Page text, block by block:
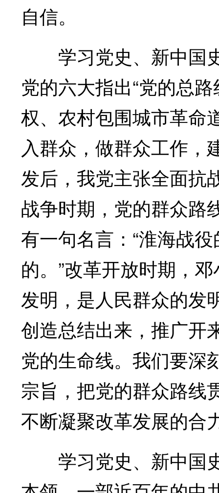
自信。
学习党史、新中国
党的六大指出“党的总
权、农村包围城市革命
入群众，做群众工作，
发后，我党主张全面抗
战争时期，党的群众路
有一句名言：“淮海战
的。”改革开放时期，
发明，是人民群众的发
创造总结出来，推广开
党的生命线。我们要深
宗旨，把党的群众路线
不断凝聚改革发展的合
学习党史、新中国